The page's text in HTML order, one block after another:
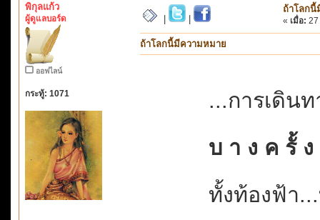
พิกุลแก้ว
ผู้ดูแลบอร์ด
ออฟไลน์
กระทู้: 1071
ถ้าโลก
« เมื่อ: 27
ถ้าโลกนี้มีความหมาย
...การเดิน
บ า ง ค รั้
ทั้งท้องฟ้า